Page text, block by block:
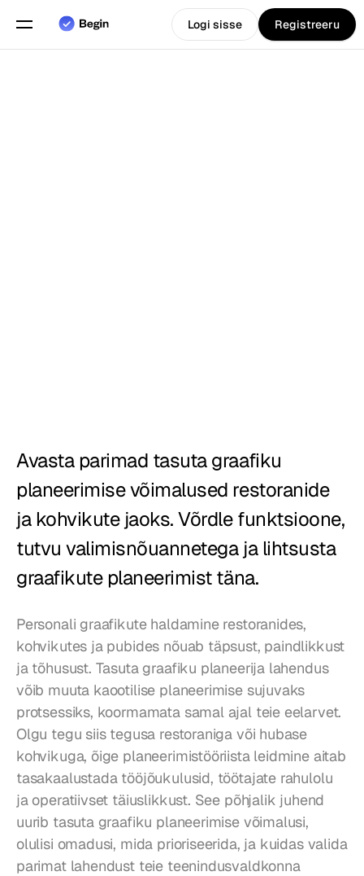
Pagariärid
Toitlustus
Hinnad
Logi sisse Registreeru
Avasta parimad tasuta graafiku
planeerimise võimalused restoranide
ja kohvikute jaoks. Võrdle funktsioone,
tutvu valimisnõuannetega ja lihtsusta
graafikute planeerimist täna.
Personali graafikute haldamine restoranides,
kohvikutes ja pubides nõuab täpsust, paindlikkust
ja tõhusust. Tasuta graafiku planeerija lahendus
võib muuta kaootilise planeerimise sujuvaks
protsessiks, koormamata samal ajal teie eelarvet.
Olgu tegu siis tegusa restoraniga või hubase
kohvikuga, õige planeerimistööriista leidmine aitab
tasakaalustada tööjõukulusid, töötajate rahulolu
ja operatiivset täiuslikkust. See põhjalik juhend
uurib tasuta graafiku planeerimise võimalusi,
olulisi omadusi, mida prioriseerida, ja kuidas valida
parimat lahendust teie teenindusvaldkonna